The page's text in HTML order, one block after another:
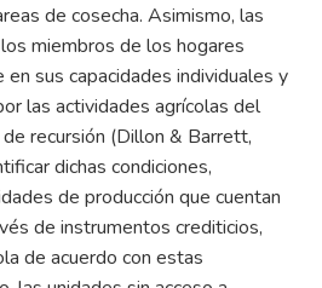
de cosecha. Asimismo, las
miembros de los hogares
sus capacidades individuales y
las actividades agrícolas del
recursión (Dillon & Barrett,
dichas condiciones,
de producción que cuentan
de instrumentos crediticios,
de acuerdo con estas